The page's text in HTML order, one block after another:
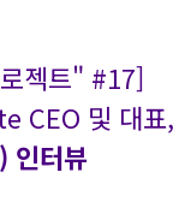
젝트" #17]
CEO 및 대표,
인터뷰